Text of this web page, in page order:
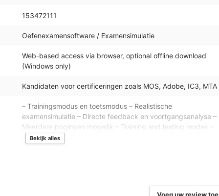
153472111
Oefenexamensoftware / Examensimulatie
Web-based access via browser, optional offline download
(Windows only)
Kandidaten voor certificeringen zoals MOS, Adobe, IC3, MTA
– Trainingsmodus en toetsmodus – Realistische
examensimulatie – Directe feedback en voortgangsanalyse –
Meerdere pogingen mogelijk – Training and testing modes –
Realistic exam simulation – Instant feedback and progress
12 maanden vanaf activatie, onbeperkt aantal pogingen
Bekijk alles
Voeg uw review toe